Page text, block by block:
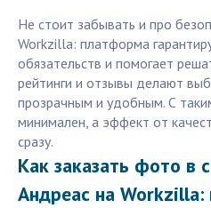
Не стоит забывать и про
Workzilla: платформа
обязательств и помогает
рейтинги и отзывы делают
прозрачным и удобным. С
минимален, а эффект от
сразу.
Как заказать фото в
Андреас на Workzilla: